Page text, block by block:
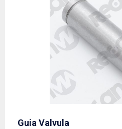
Guia Valvula